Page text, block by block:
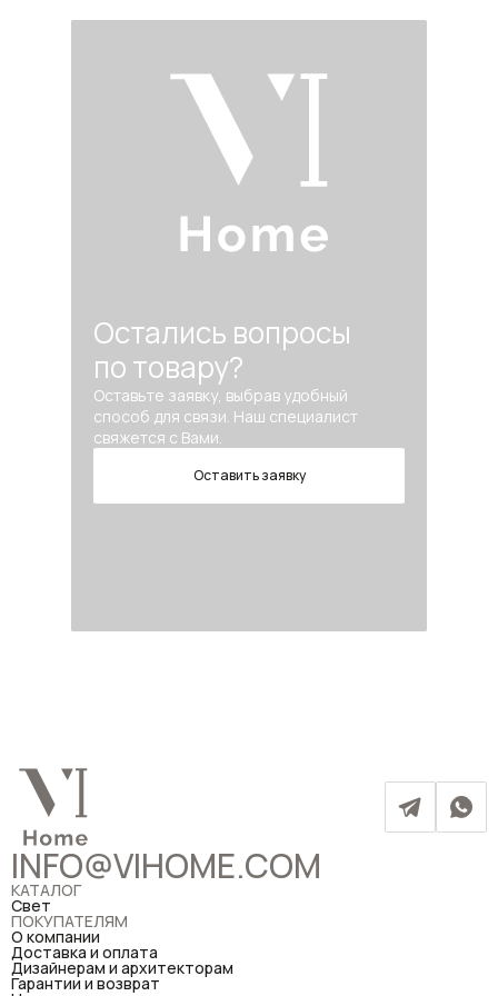
Остались вопросы
по товару?
Оставьте заявку, выбрав удобный
способ для связи. Наш специалист
свяжется с Вами.
Оставить заявку
INFO@VIHOME.COM
КАТАЛОГ
Свет
ПОКУПАТЕЛЯМ
О компании
Доставка и оплата
Дизайнерам и архитекторам
Гарантии и возврат